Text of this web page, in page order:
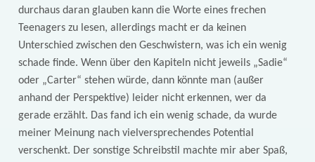
durchaus daran glauben kann die Worte eines frechen
Teenagers zu lesen, allerdings macht er da keinen
Unterschied zwischen den Geschwistern, was ich ein wenig
schade finde. Wenn über den Kapiteln nicht jeweils „Sadie“
oder „Carter“ stehen würde, dann könnte man (außer
anhand der Perspektive) leider nicht erkennen, wer da
gerade erzählt. Das fand ich ein wenig schade, da wurde
meiner Meinung nach vielversprechendes Potential
verschenkt. Der sonstige Schreibstil machte mir aber Spaß,